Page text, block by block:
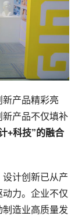
产品精彩亮
产品不仅填补
+科技”的融合
计创新已从产
力。企业不仅
造业高质量发